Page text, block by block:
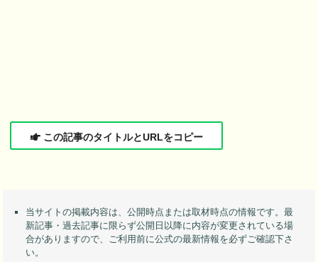
この記事のタイトルとURLをコピー
当サイトの掲載内容は、公開時点または取材時点の情報です。最
新記事・過去記事に限らず公開日以降に内容が変更されている場
合がありますので、ご利用前に公式の最新情報を必ずご確認下さ
い。